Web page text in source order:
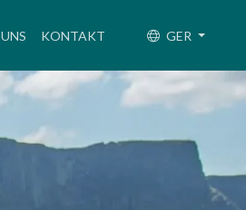
KONTAKT GER